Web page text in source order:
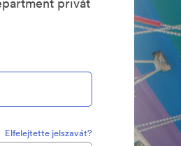
Elfelejtette jelszavát?